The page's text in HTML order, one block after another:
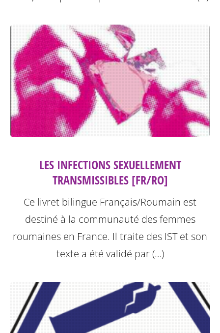
LES INFECTIONS SEXUELLEMENT
TRANSMISSIBLES [FR/RO]
Ce livret bilingue Français/Roumain est
destiné à la communauté des femmes
roumaines en France. Il traite des IST et son
texte a été validé par (…)